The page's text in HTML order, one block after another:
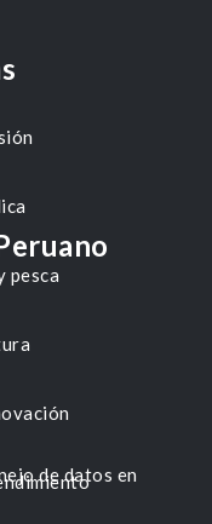
pesca
de datos en